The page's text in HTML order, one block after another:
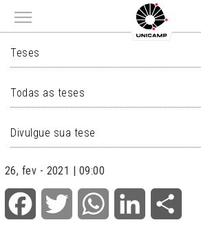
Main menu
TESES
Teses
Todas as teses
Divulgue sua tese
26, fev - 2021 | 09:00
Facebook Twitter WhatsApp LinkedIn